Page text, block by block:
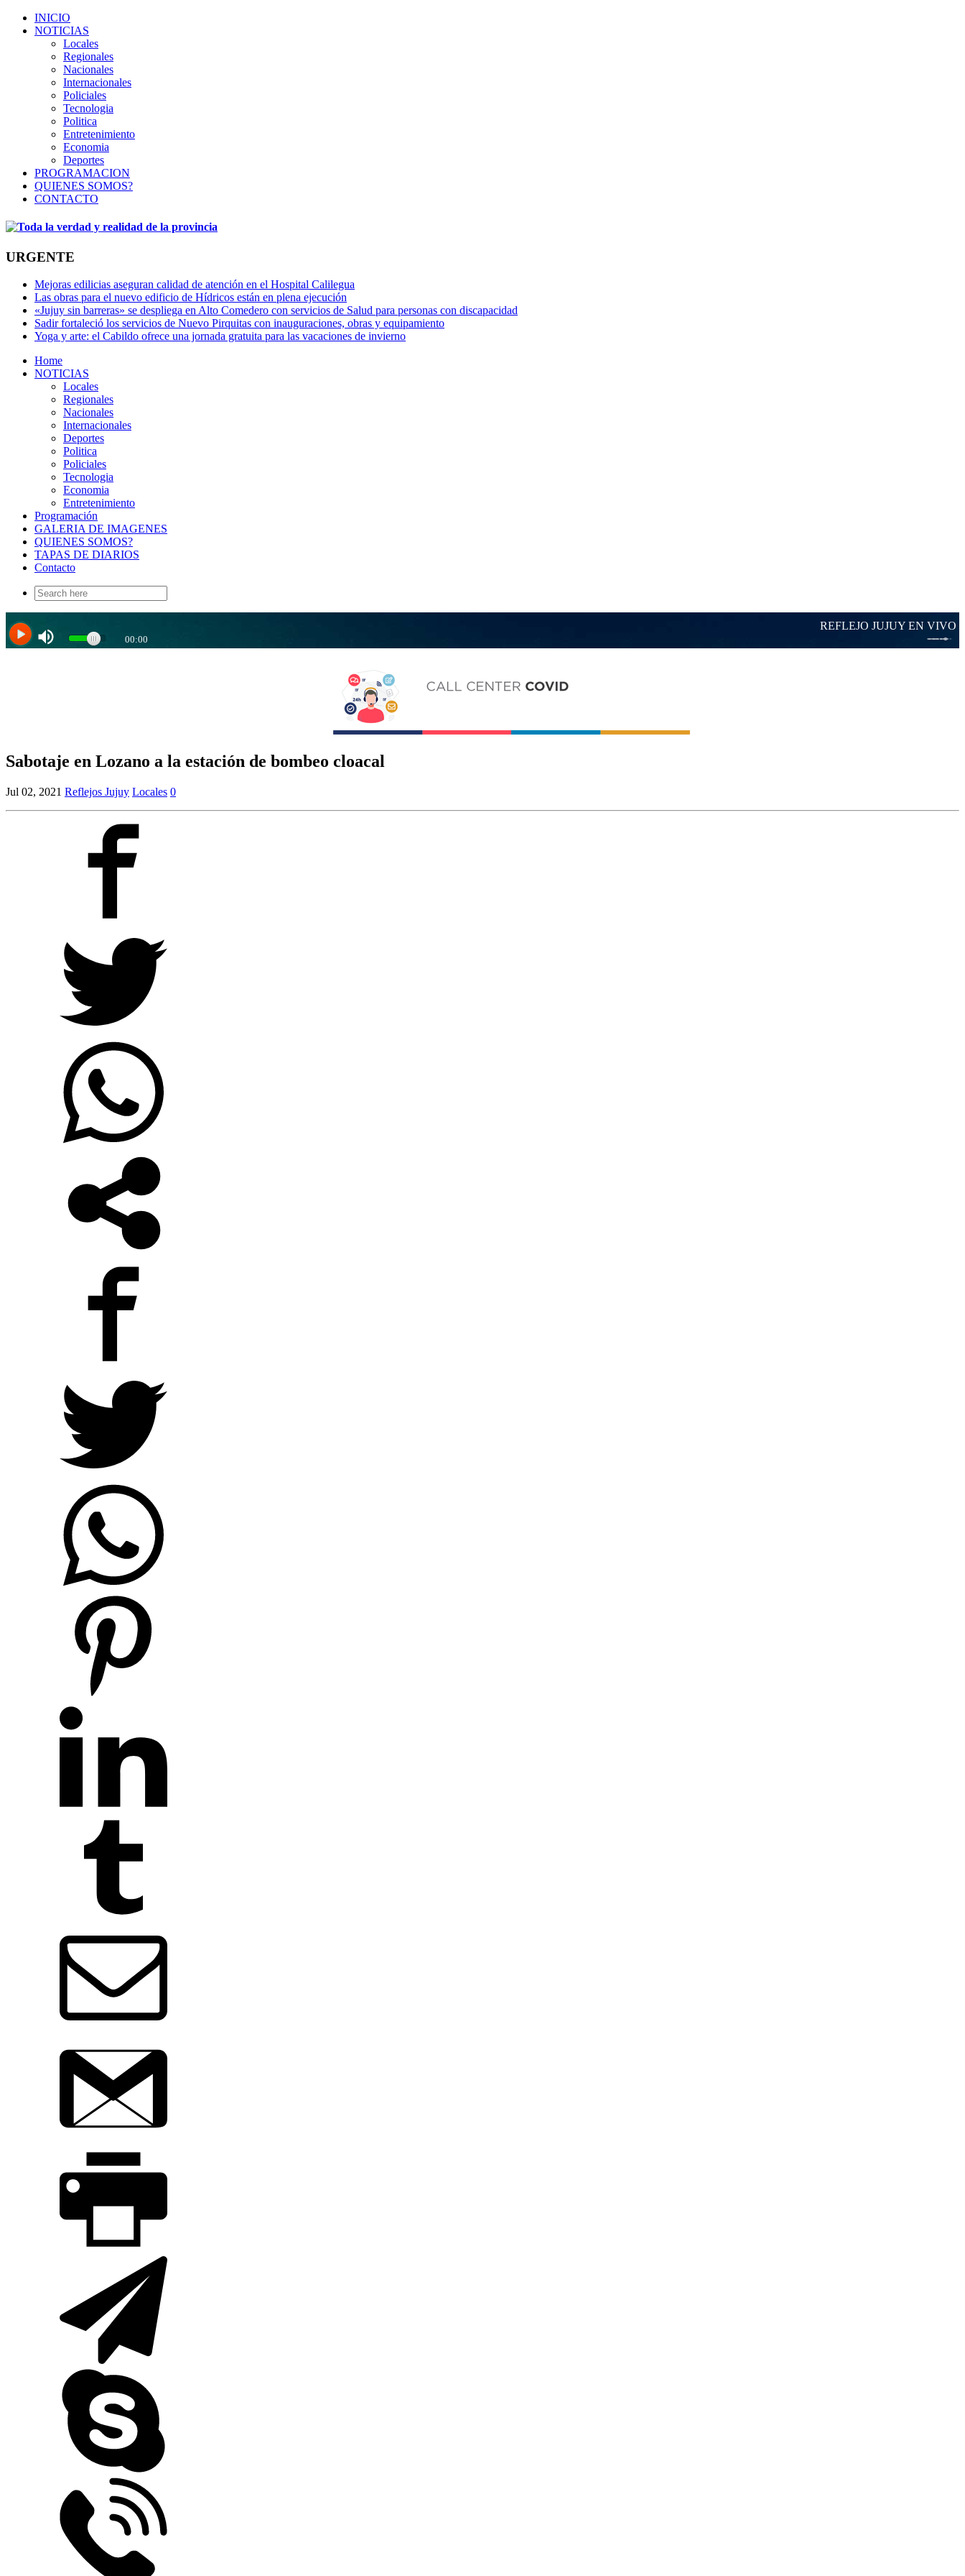
INICIO
NOTICIAS
Locales
Regionales
Nacionales
Internacionales
Policiales
Tecnologia
Politica
Entretenimiento
Economia
Deportes
PROGRAMACION
QUIENES SOMOS?
CONTACTO
URGENTE
Mejoras edilicias aseguran calidad de atención en el Hospital Calilegua
Las obras para el nuevo edificio de Hídricos están en plena ejecución
«Jujuy sin barreras» se despliega en Alto Comedero con servicios de Salud para personas con discapacidad
Sadir fortaleció los servicios de Nuevo Pirquitas con inauguraciones, obras y equipamiento
Yoga y arte: el Cabildo ofrece una jornada gratuita para las vacaciones de invierno
Home
NOTICIAS
Locales
Regionales
Nacionales
Internacionales
Deportes
Politica
Policiales
Tecnologia
Economia
Entretenimiento
Programación
GALERIA DE IMAGENES
QUIENES SOMOS?
TAPAS DE DIARIOS
Contacto
Search
for:
Sabotaje en Lozano a la estación de bombeo cloacal
Jul 02, 2021 Reflejos Jujuy Locales 0